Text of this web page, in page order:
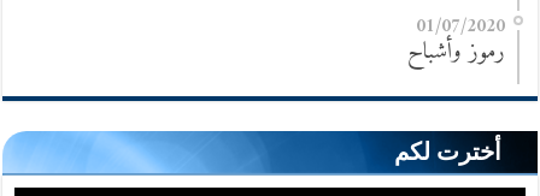
01/07/2020
رموز وأشباح
أخترت لكم